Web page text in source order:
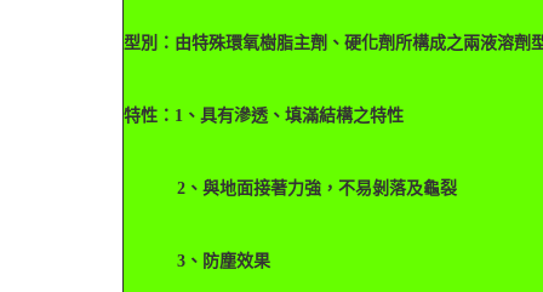
型別：由特殊環氧樹脂主劑、硬化劑所構成之兩液溶劑
特性：1、具有滲透、填滿結構之特性
2、與地面接著力強，不易剝落及龜裂
3、防塵效果